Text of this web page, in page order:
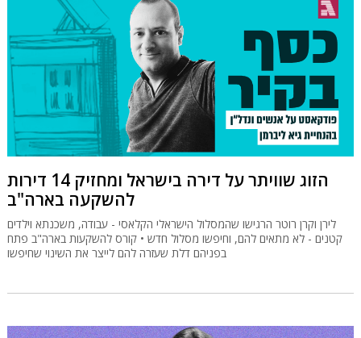
הזוג שוויתר על דירה בישראל ומחזיק 14 דירות
להשקעה בארה"ב
לירן וקרן רוטר הרגישו שהמסלול הישראלי הקלאסי - עבודה, משכנתא וילדים
קטנים - לא מתאים להם, וחיפשו מסלול חדש • קורס להשקעות בארה"ב פתח
בפניהם דלת שעזרה להם לייצר את השינוי שחיפשו